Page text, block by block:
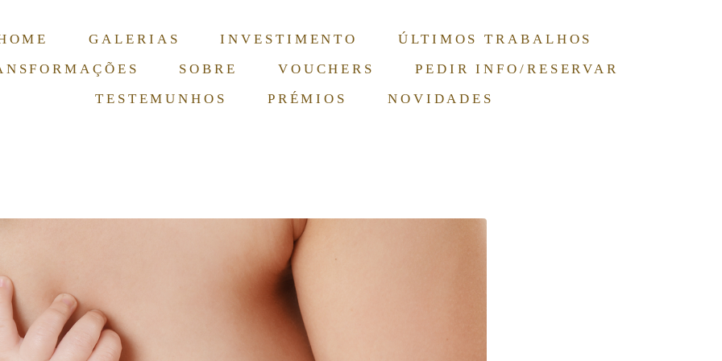
GALERIAS INVESTIMENTO
ÚLTIMOS TRABALHOS
SOBRE VOUCHERS
PEDIR INFO/RESERVAR
TESTEMUNHOS
PRÉMIOS NOVIDADES